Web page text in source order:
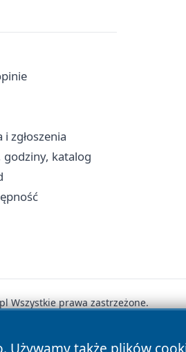
zgłoszenia
katalog
Używamy także plików
Wszystkie prawa zastrzeżone.